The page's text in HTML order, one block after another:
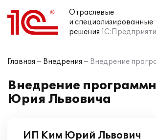
Отраслевые
и специализированные
решения
Главная Внедрения Внедрение
Внедрение
Юрия Львовича
ИП Ким Юрий Львович